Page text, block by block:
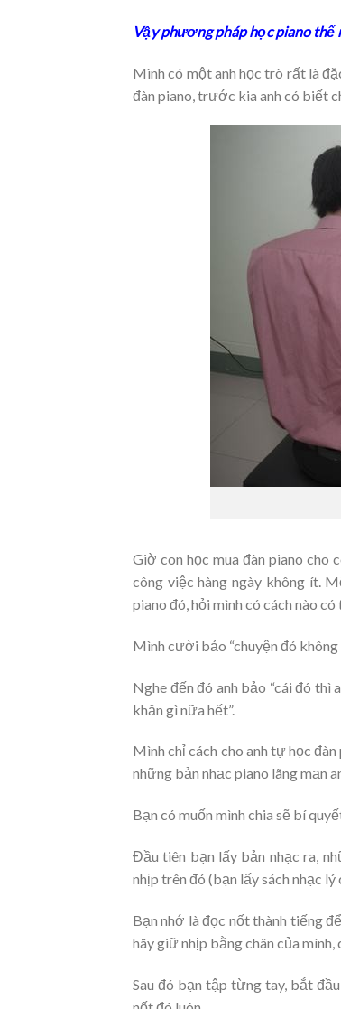
Vậy phương pháp học piano thế
Mình có một anh học trò rất là
đàn piano, trước kia anh có biết
Giờ con học mua đàn piano cho
công việc hàng ngày không ít.
piano đó, hỏi mình có cách nào
Mình cười bảo “chuyện đó không
Nghe đến đó anh bảo “cái đó thì
khăn gì nữa hết”.
Mình chỉ cách cho anh tự học
những bản nhạc piano lãng mạn
Bạn có muốn mình chia sẽ bí
Đầu tiên bạn lấy bản nhạc ra,
nhịp trên đó (bạn lấy sách nhạc
Bạn nhớ là đọc nốt thành tiếng
hãy giữ nhịp bằng chân của
Sau đó bạn tập từng tay, bắt